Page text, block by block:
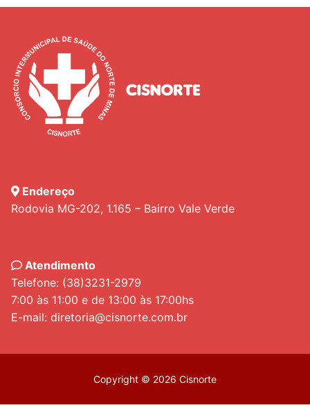
Endereço
Rodovia MG-202, 1.165 – Bairro Vale Verde
Atendimento
Telefone: (38)3231-2979
7:00 às 11:00 e de 13:00 às 17:00hs
E-mail: diretoria@cisnorte.com.br
Copyright © 2026 Cisnorte